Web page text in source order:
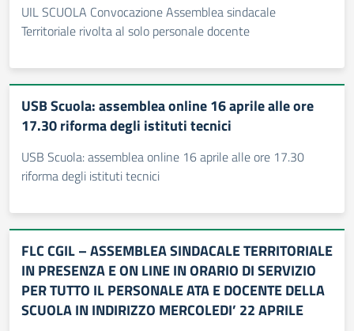
UIL SCUOLA Convocazione Assemblea sindacale
Territoriale rivolta al solo personale docente
USB Scuola: assemblea online 16 aprile alle ore
17.30 riforma degli istituti tecnici
USB Scuola: assemblea online 16 aprile alle ore 17.30
riforma degli istituti tecnici
FLC CGIL – ASSEMBLEA SINDACALE TERRITORIALE
IN PRESENZA E ON LINE IN ORARIO DI SERVIZIO
PER TUTTO IL PERSONALE ATA E DOCENTE DELLA
SCUOLA IN INDIRIZZO MERCOLEDI’ 22 APRILE